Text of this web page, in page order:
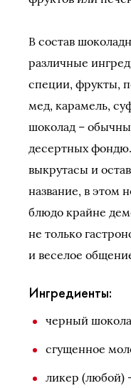
В состав
различные
специи, фрукты,
мед, карамель,
шоколад –
десертных
выкрутасы и
название, в этом
блюдо крайне
не только
и веселое
Ингредиенты:
черный
сгущенное
ликер (любой)